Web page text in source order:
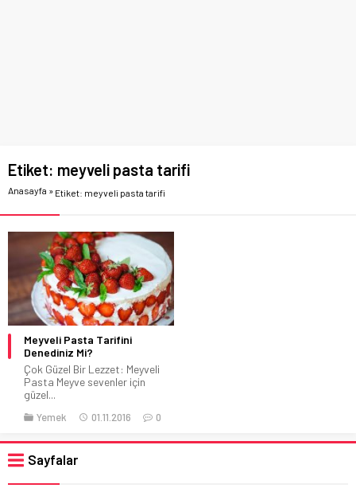
Etiket: meyveli pasta tarifi
Anasayfa » Etiket: meyveli pasta tarifi
Meyveli Pasta Tarifini
Denediniz Mi?
Çok Güzel Bir Lezzet: Meyveli
Pasta Meyve sevenler için
güzel...
Yemek 01.11.2016 0
Sayfalar